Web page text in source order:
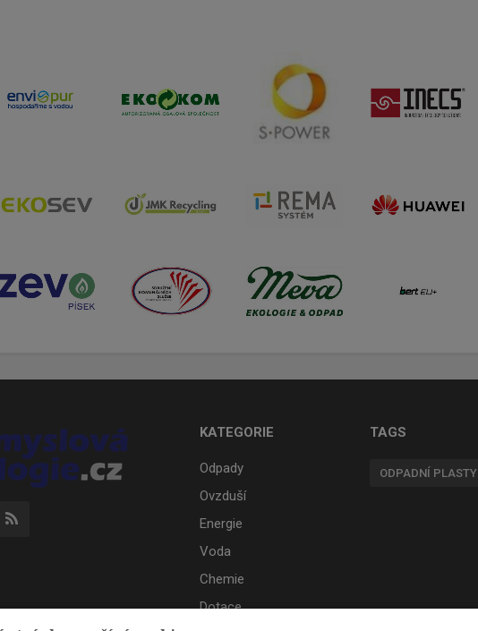
KATEGORIE
Odpady
Ovzduší
Energie
Voda
Chemie
Dotace
TAGS
ODPADNÍ PLASTY